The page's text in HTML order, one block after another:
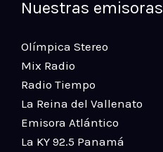
Nuestras emisoras
Olímpica Stereo
Mix Radio
Radio Tiempo
La Reina del Vallenato
Emisora Atlántico
La KY 92.5 Panamá